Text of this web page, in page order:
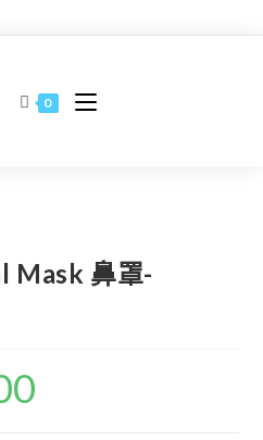
0
Mask 鼻罩-